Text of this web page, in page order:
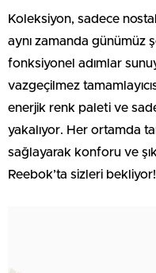
Koleksiyon, sadece
aynı zamanda günümüz
fonksiyonel adımlar
vazgeçilmez
enerjik renk paleti ve
yakalıyor. Her ortamda
sağlayarak konforu ve
Reebok’ta sizleri bekliyor!